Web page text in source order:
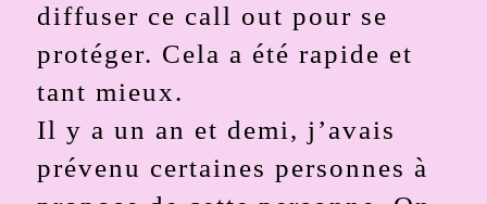
diffuser ce call out pour se
protéger. Cela a été rapide et
tant mieux.
Il y a un an et demi, j’avais
prévenu certaines personnes à